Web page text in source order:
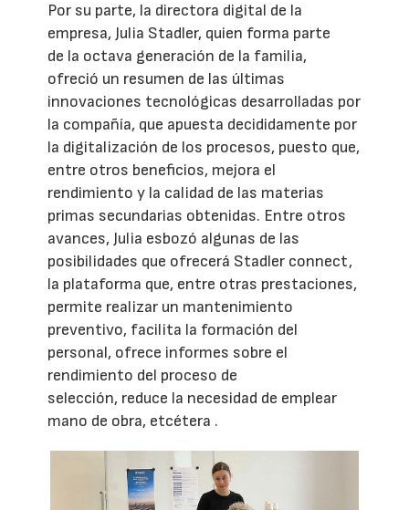
Por su parte, la directora digital de la
empresa, Julia Stadler, quien forma parte
de la octava generación de la familia,
ofreció un resumen de las últimas
innovaciones tecnológicas desarrolladas por
la compañía, que apuesta decididamente por
la digitalización de los procesos, puesto que,
entre otros beneficios, mejora el
rendimiento y la calidad de las materias
primas secundarias obtenidas. Entre otros
avances, Julia esbozó algunas de las
posibilidades que ofrecerá Stadler connect,
la plataforma que, entre otras prestaciones,
permite realizar un mantenimiento
preventivo, facilita la formación del
personal, ofrece informes sobre el
rendimiento del proceso de
selección, reduce la necesidad de emplear
mano de obra, etcétera .